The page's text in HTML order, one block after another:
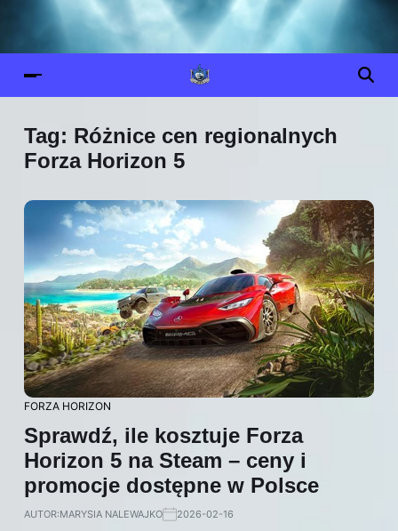
Tag: Różnice cen regionalnych
Forza Horizon 5
FORZA HORIZON
Sprawdź, ile kosztuje Forza
Horizon 5 na Steam – ceny i
promocje dostępne w Polsce
AUTOR:MARYSIA NALEWAJKO 2026-02-16